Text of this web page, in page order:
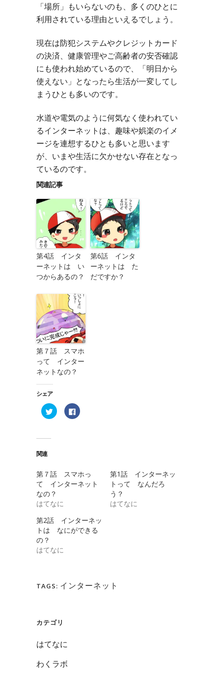
「場所」もいらないのも、多くのひとに
利用されている理由といえるでしょう。
現在は防犯システムやクレジットカード
の決済、健康管理やご高齢者の安否確認
にも使われ始めているので、「明日から
使えない」となったら生活が一変してし
まうひとも多いのです。
水道や電気のように何気なく使われてい
るインターネットは、趣味や娯楽のイメ
ージを連想するひとも多いと思います
が、いまや生活に欠かせない存在となっ
ているのです。
関連記事
第4話 インタ
ーネットは い
つからあるの？
第6話 インタ
ーネットは た
だですか？
第７話 スマホ
って インター
ネットなの？
シェア
ク
リ
し
い
ウ
ィ
ン
ド
ウ
開
き
ま
Facebook
で
ク
し
て
(新
し
い
ウ
ま
す)
関連
第７話 スマホっ
て インターネット
なの？
はてなに
第1話 インターネッ
トって なんだろ
う？
はてなに
第2話 インターネッ
トは なにができる
の？
はてなに
TAGS: インターネット
カテゴリ
はてなに
わくラボ